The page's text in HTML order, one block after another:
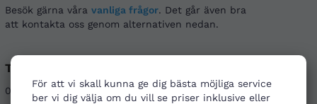
För att vi skall kunna ge dig bästa möjliga service
ber vi dig välja om du vill se priser inklusive eller
Besök gärna våra vanliga frågor. Det går även bra
att kontakta oss genom alternativen nedan.
Telefon
08-121 464 90 info@firstaid.se